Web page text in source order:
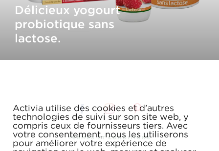
Délicieux yogourt
probiotique sans
lactose.
TERMES ET CONDITIONS
Activia utilise des cookies et d'autres
technologies de suivi sur son site web, y
compris ceux de fournisseurs tiers. Avec
votre consentement, nous les utiliserons
pour améliorer votre expérience de